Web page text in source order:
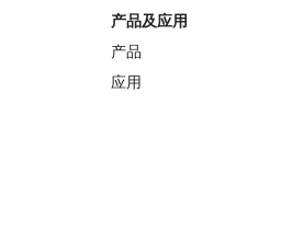
产品及应用
产品
应用